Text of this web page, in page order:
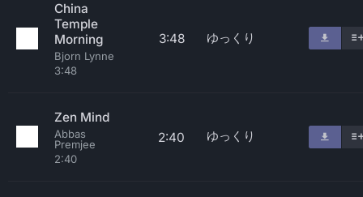
China
Temple
Morning
Bjorn Lynne
3:48
3:48 ゆっくり
Zen Mind
Abbas
Premjee
2:40
2:40 ゆっくり